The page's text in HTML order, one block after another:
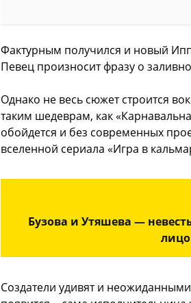
Фактурным получился и новый
Певец произносит фразу о
Однако не весь сюжет строится
таким шедеврам, как
обойдется и без современных
вселенной сериала «Игра в
Бузова и Утяшева —
Создатели удивят и